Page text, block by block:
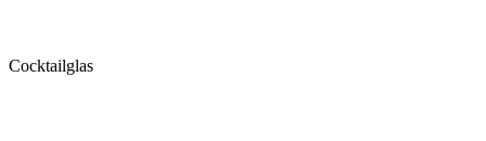
Cocktailglas